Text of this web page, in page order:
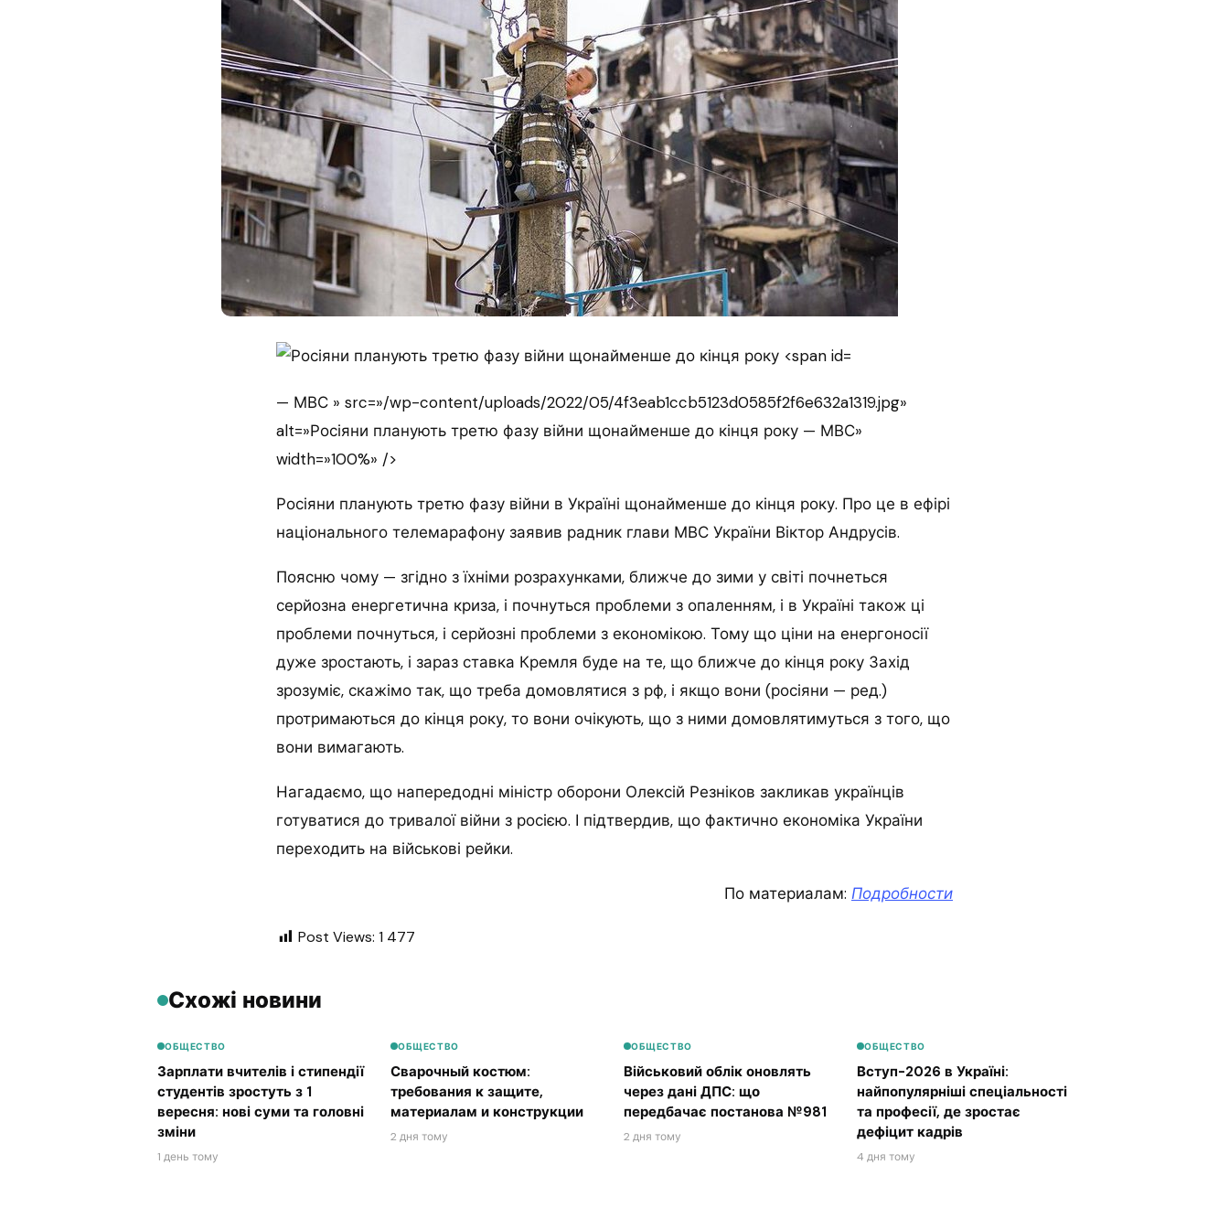
— МВС » src=»/wp-content/uploads/2022/05/4f3eab1ccb5123d0585f2f6e632a1319.jpg»
alt=»Росіяни планують третю фазу війни щонайменше до кінця року — МВС»
width=»100%» />
Росіяни планують третю фазу війни в Україні щонайменше до кінця року. Про це в ефірі
національного телемарафону заявив радник глави МВС України Віктор Андрусів.
Поясню чому — згідно з їхніми розрахунками, ближче до зими у світі почнеться
серйозна енергетична криза, і почнуться проблеми з опаленням, і в Україні також ці
проблеми почнуться, і серйозні проблеми з економікою. Тому що ціни на енергоносії
дуже зростають, і зараз ставка Кремля буде на те, що ближче до кінця року Захід
зрозуміє, скажімо так, що треба домовлятися з рф, і якщо вони (росіяни — ред.)
протримаються до кінця року, то вони очікують, що з ними домовлятимуться з того, що
вони вимагають.
Нагадаємо, що напередодні міністр оборони Олексій Резніков закликав українців
готуватися до тривалої війни з росією. І підтвердив, що фактично економіка України
переходить на військові рейки.
По материалам: Подробности
Post Views: 1 477
Схожі новини
ОБЩЕСТВО
Зарплати вчителів і стипендії
студентів зростуть з 1
вересня: нові суми та головні
зміни
1 день тому
ОБЩЕСТВО
Сварочный костюм:
требования к защите,
материалам и конструкции
2 дня тому
ОБЩЕСТВО
Військовий облік оновлять
через дані ДПС: що
передбачає постанова №981
2 дня тому
ОБЩЕСТВО
Вступ-2026 в Україні:
найпопулярніші спеціальності
та професії, де зростає
дефіцит кадрів
4 дня тому